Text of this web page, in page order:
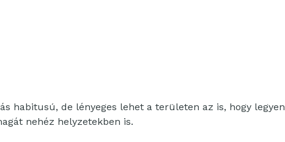
habitusú, de lényeges lehet a területen az is, hogy legyen
nehéz helyzetekben is.